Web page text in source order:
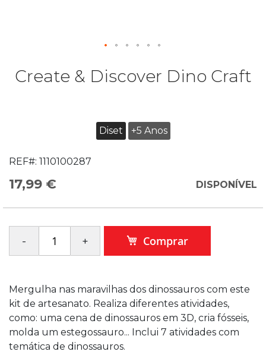
Create & Discover Dino Craft
Diset +5 Anos
REF#: 1110100287
17,99 € DISPONÍVEL
Comprar
Mergulha nas maravilhas dos dinossauros com este
kit de artesanato. Realiza diferentes atividades,
como: uma cena de dinossauros em 3D, cria fósseis,
molda um estegossauro... Inclui 7 atividades com
temática de dinossauros.